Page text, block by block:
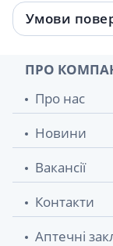
Умови
ПРО
Про нас
Новини
Вакансії
Контакти
Аптечні